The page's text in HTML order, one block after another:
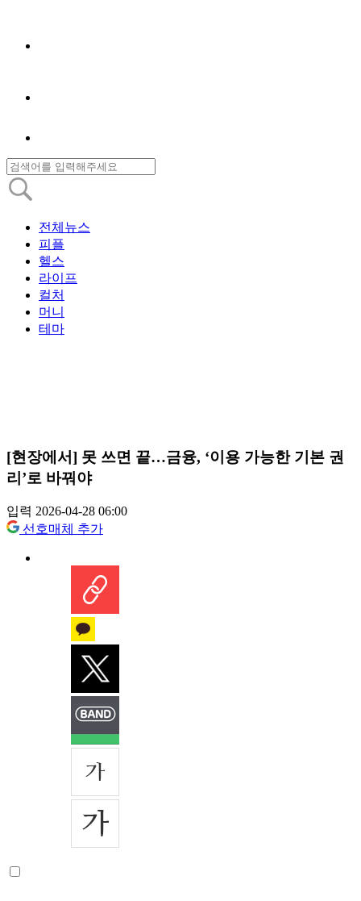
전체뉴스
피플
헬스
라이프
컬처
머니
테마
[현장에서] 못 쓰면 끝…금융, ‘이용 가능한 기본 권
리’로 바꿔야
입력 2026-04-28 06:00
선호매체 추가